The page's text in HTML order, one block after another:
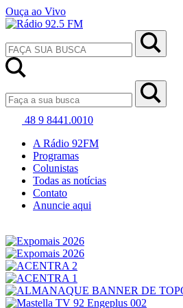
Ouça ao Vivo
48 9 8441.0010
A Rádio 92FM
Programas
Colunistas
Todas as notícias
Contato
Anuncie aqui